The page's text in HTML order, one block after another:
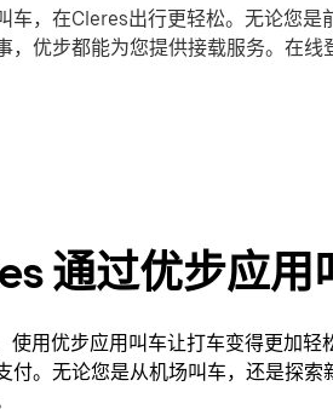
车，在Cleres出行更轻松。无论您
，优步都能为您提供接载服务。在
通过优步应
使用优步应用叫车让打车变得更加
付。无论您是从机场叫车，还是探